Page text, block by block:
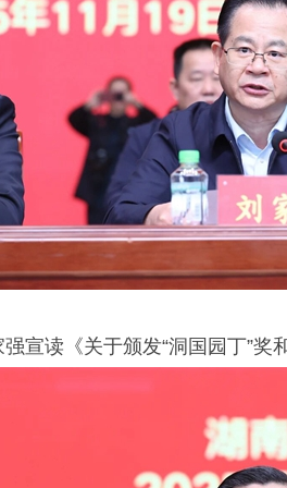
强宣读《关于颁发“洞国园丁”奖